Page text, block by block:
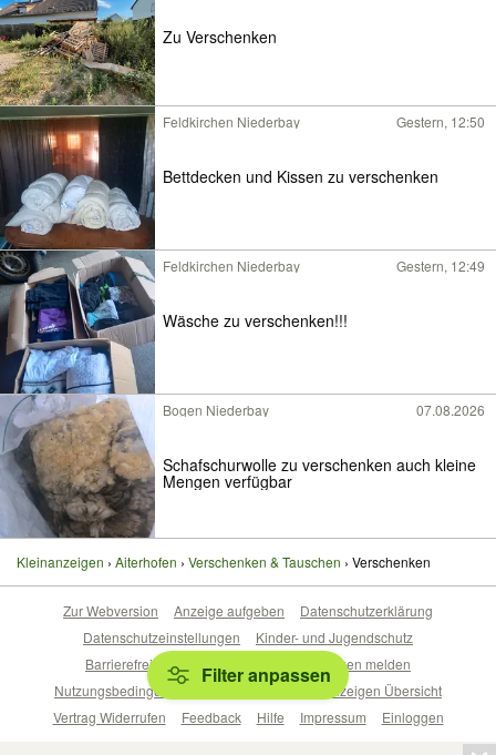
Zu Verschenken
Feldkirchen Niederbay Gestern, 12:50
Bettdecken und Kissen zu verschenken
Feldkirchen Niederbay Gestern, 12:49
Wäsche zu verschenken!!!
Bogen Niederbay 07.08.2026
Schafschurwolle zu verschenken auch kleine
Mengen verfügbar
Kleinanzeigen Aiterhofen Verschenken & Tauschen Verschenken
Filter anpassen
Zur Webversion Anzeige aufgeben
Datenschutzerklärung
Datenschutzeinstellungen
Kinder- und Jugendschutz
Barrierefreiheitserklärung
Sicherheitslücken melden
Nutzungsbedingungen
Beliebte Suchen
Anzeigen Übersicht
Vertrag Widerrufen
Feedback Hilfe Impressum Einloggen